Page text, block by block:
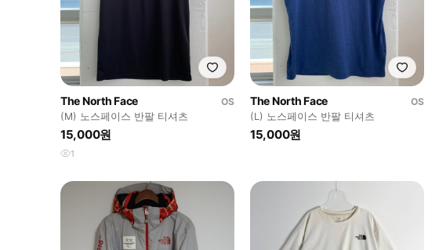
The North Face
OS
(M) 노스페이스 반팔 티셔츠
15,000원
1
The North Face
OS
(L) 노스페이스 반팔 티셔츠
15,000원